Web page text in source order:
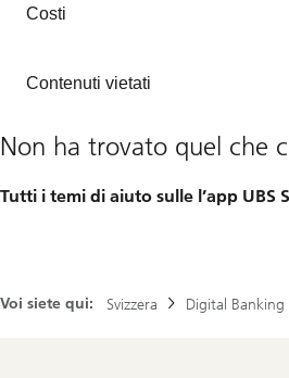
Costi
Contenuti vietati
Non ha trovato quel che
Tutti i temi di aiuto sulle l’app UBS
Voi siete qui: Svizzera Digital Banking